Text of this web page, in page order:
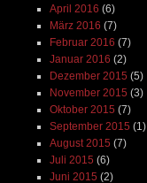
April 2016 (6)
März 2016 (7)
Februar 2016 (7)
Januar 2016 (2)
Dezember 2015 (5)
November 2015 (3)
Oktober 2015 (7)
September 2015 (1)
August 2015 (7)
Juli 2015 (6)
Juni 2015 (2)